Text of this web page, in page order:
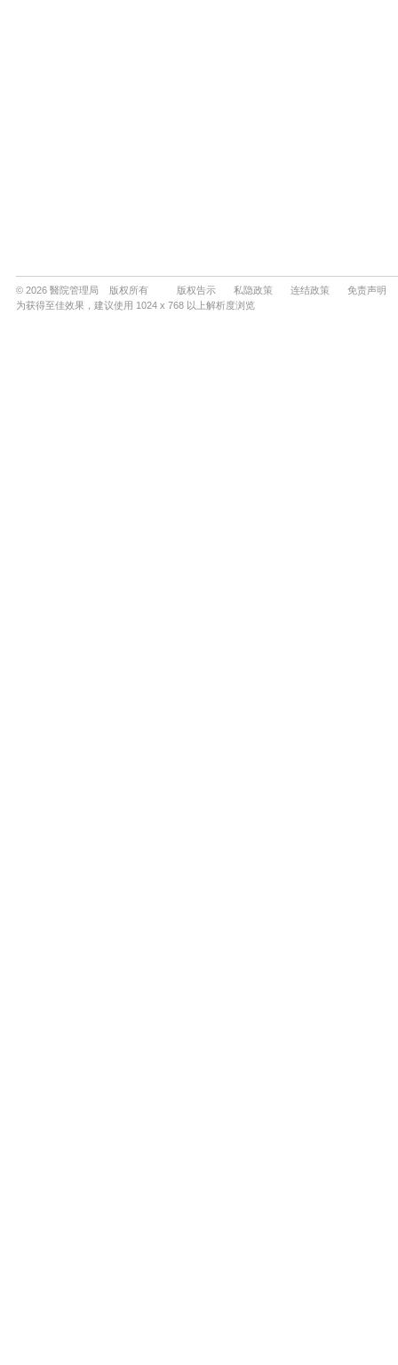
© 2026 醫院管理局 版权所有 版权告示 私隐政策 连结政策
免责声明
为获得至佳效果，建议使用 1024 x 768 以上解析度浏览